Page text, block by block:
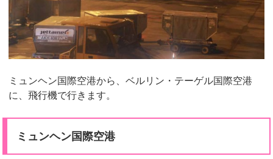
ミュンヘン国際空港から、ベルリン・テーゲル国際空港
に、飛行機で行きます。
ミュンヘン国際空港